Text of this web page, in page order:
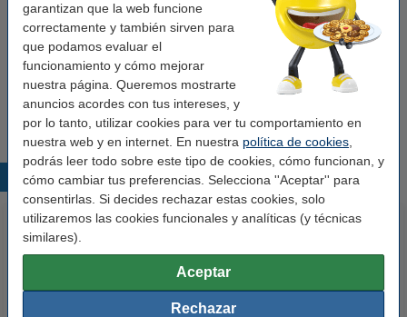
garantizan que la web funcione
correctamente y también sirven para
que podamos evaluar el
funcionamiento y cómo mejorar
nuestra página. Queremos mostrarte
anuncios acordes con tus intereses, y
por lo tanto, utilizar cookies para ver tu comportamiento en
nuestra web y en internet. En nuestra política de cookies
podrás leer todo sobre este tipo de cookies, cómo funcionan, y
cómo cambiar tus preferencias. Selecciona ''Aceptar'' para
consentirlas. Si decides rechazar estas cookies, solo
utilizaremos las cookies funcionales y analíticas (y técnicas
similares).
Aceptar
Rechazar
287,50 € Comprar
Le recomendamos que compre estas etiquetas en lugar de las
etiquetas originales.
Productos destacados